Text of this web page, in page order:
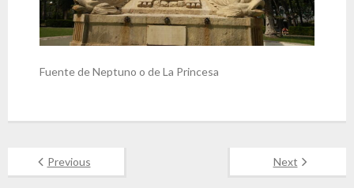
Fuente de Neptuno o de La Princesa
Previous Next